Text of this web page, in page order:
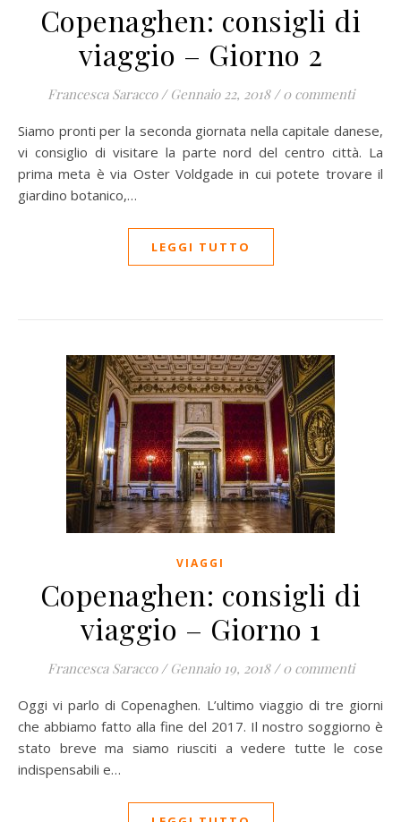
Copenaghen: consigli di
viaggio – Giorno 2
Francesca Saracco / Gennaio 22, 2018 / 0 commenti
Siamo pronti per la seconda giornata nella capitale danese,
vi consiglio di visitare la parte nord del centro città. La
prima meta è via Oster Voldgade in cui potete trovare il
giardino botanico,…
LEGGI TUTTO
VIAGGI
Copenaghen: consigli di
viaggio – Giorno 1
Francesca Saracco / Gennaio 19, 2018 / 0 commenti
Oggi vi parlo di Copenaghen. L’ultimo viaggio di tre giorni
che abbiamo fatto alla fine del 2017. Il nostro soggiorno è
stato breve ma siamo riusciti a vedere tutte le cose
indispensabili e…